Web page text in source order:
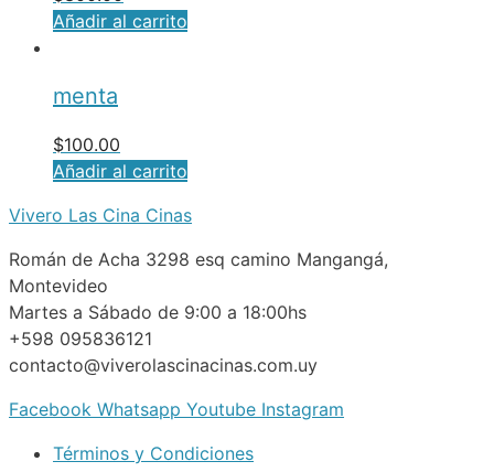
Añadir al carrito
menta
$100.00
Añadir al carrito
Vivero Las Cina Cinas
Román de Acha 3298 esq camino Mangangá,
Montevideo
Martes a Sábado de 9:00 a 18:00hs
+598 095836121
contacto@viverolascinacinas.com.uy
Facebook Whatsapp Youtube Instagram
Términos y Condiciones